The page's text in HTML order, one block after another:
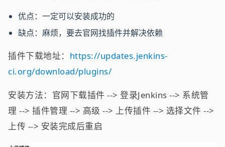
优点：一定可以安装成功的
缺点：麻烦，要去官网找插件并解决依赖
插件下载地址： https://updates.jenkins-
ci.org/download/plugins/
安装方法：官网下载插件 --> 登录Jenkins --> 系统管
理 --> 插件管理 --> 高级 --> 上传插件 --> 选择文件 -->
上传 --> 安装完成后重启